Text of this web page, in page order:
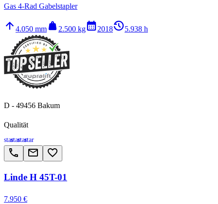
Gas 4-Rad Gabelstapler
arrow_upward 4.050 mm weight 2.500 kgcalendar_month2018history_25.938 h
D - 49456 Bakum
Qualität
starstarstarstar
call email favorite_border
Linde H 45T-01
7.950 €